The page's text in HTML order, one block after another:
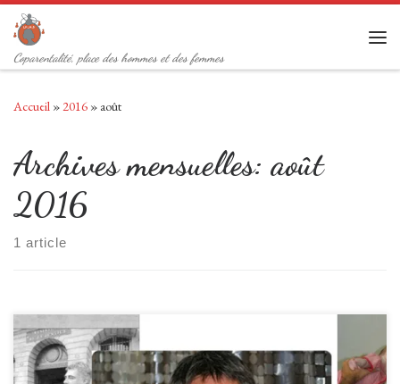
Passer au contenu
Coparentalité, place des hommes et des femmes
Accueil »2016 » août
Archives mensuelles:août
2016
1 article